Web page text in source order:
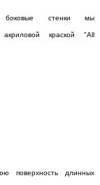
боковые стенки мы
акриловой краской "All
поверхность длинных